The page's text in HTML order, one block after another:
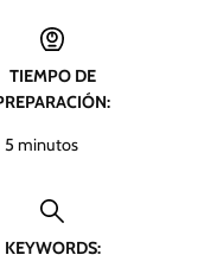
TIEMPO DE
5 m
t
minutos
KEYWORDS: